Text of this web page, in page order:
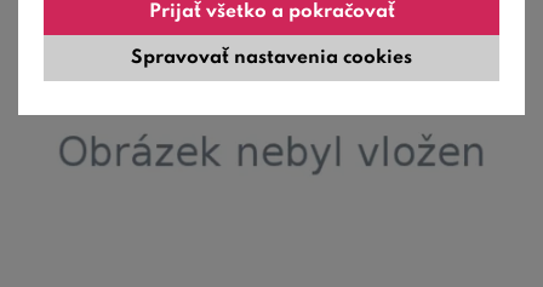
Spravovať nastavenia cookies
Prijať všetko a pokračovať